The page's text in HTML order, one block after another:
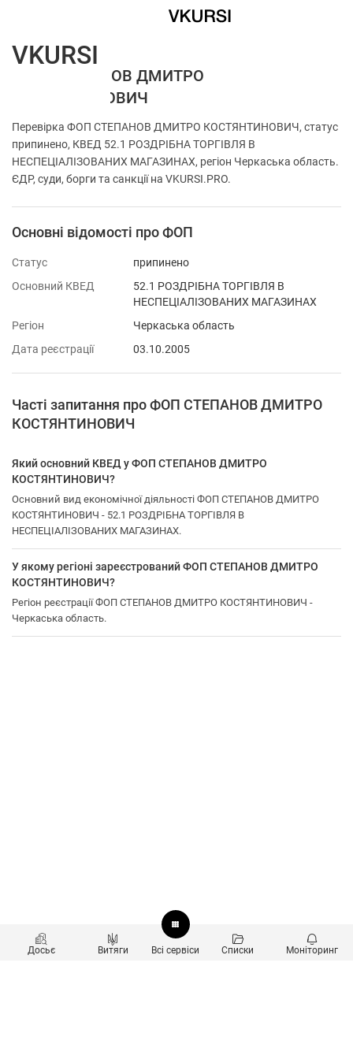
ФОП СТЕПАНОВ ДМИТРО
КОСТЯНТИНОВИЧ
Перевірка ФОП СТЕПАНОВ ДМИТРО КОСТЯНТИНОВИЧ, статус
припинено, КВЕД 52.1 РОЗДРІБНА ТОРГІВЛЯ В
НЕСПЕЦІАЛІЗОВАНИХ МАГАЗИНАХ, регіон Черкаська область.
ЄДР, суди, борги та санкції на VKURSI.PRO.
Основні відомості про ФОП
Статус
припинено
Основний КВЕД
52.1 РОЗДРІБНА ТОРГІВЛЯ В
НЕСПЕЦІАЛІЗОВАНИХ МАГАЗИНАХ
Регіон
Черкаська область
Дата реєстрації
03.10.2005
Часті запитання про ФОП СТЕПАНОВ ДМИТРО
КОСТЯНТИНОВИЧ
Який основний КВЕД у ФОП СТЕПАНОВ ДМИТРО
КОСТЯНТИНОВИЧ?
Основний вид економічної діяльності ФОП СТЕПАНОВ ДМИТРО
КОСТЯНТИНОВИЧ - 52.1 РОЗДРІБНА ТОРГІВЛЯ В
НЕСПЕЦІАЛІЗОВАНИХ МАГАЗИНАХ.
У якому регіоні зареєстрований ФОП СТЕПАНОВ ДМИТРО
КОСТЯНТИНОВИЧ?
Регіон реєстрації ФОП СТЕПАНОВ ДМИТРО КОСТЯНТИНОВИЧ -
Черкаська область.
Досьє Витяги Всі сервіси Списки Моніторинг
VKURSI